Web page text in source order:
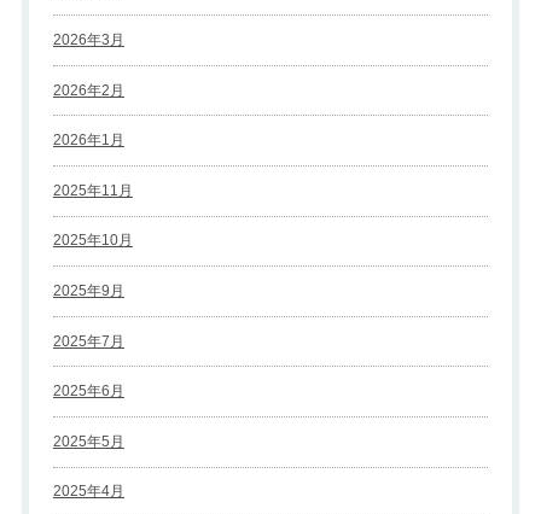
2026年3月
2026年2月
2026年1月
2025年11月
2025年10月
2025年9月
2025年7月
2025年6月
2025年5月
2025年4月